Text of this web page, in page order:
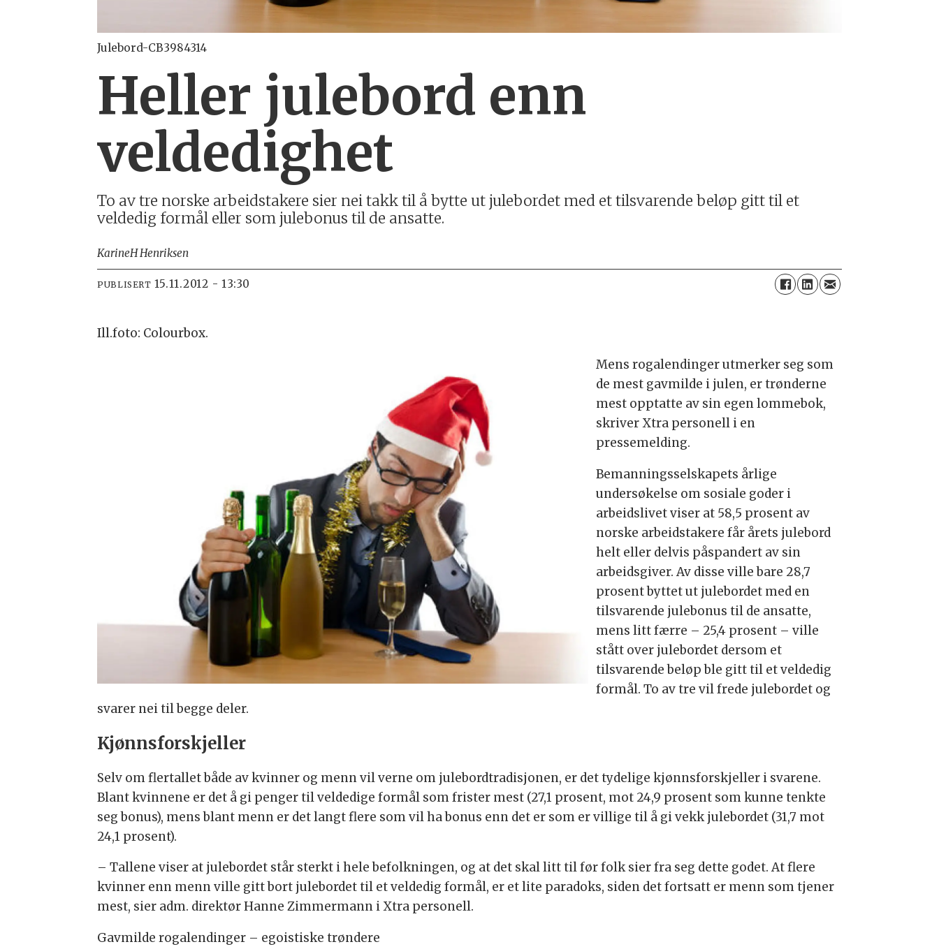
Julebord-CB3984314
Heller julebord enn
veldedighet
To av tre norske arbeidstakere sier nei takk til å bytte ut julebordet med et tilsvarende beløp gitt til et
veldedig formål eller som julebonus til de ansatte.
KarineH Henriksen
PUBLISERT 15.11.2012 - 13:30
Ill.foto: Colourbox.
Mens rogalendinger utmerker seg som
de mest gavmilde i julen, er trønderne
mest opptatte av sin egen lommebok,
skriver Xtra personell i en
pressemelding.
Bemanningsselskapets årlige
undersøkelse om sosiale goder i
arbeidslivet viser at 58,5 prosent av
norske arbeidstakere får årets julebord
helt eller delvis påspandert av sin
arbeidsgiver. Av disse ville bare 28,7
prosent byttet ut julebordet med en
tilsvarende julebonus til de ansatte,
mens litt færre – 25,4 prosent – ville
stått over julebordet dersom et
tilsvarende beløp ble gitt til et veldedig
formål. To av tre vil frede julebordet og
svarer nei til begge deler.
Kjønnsforskjeller
Selv om flertallet både av kvinner og menn vil verne om julebordtradisjonen, er det tydelige kjønnsforskjeller i svarene.
Blant kvinnene er det å gi penger til veldedige formål som frister mest (27,1 prosent, mot 24,9 prosent som kunne tenkte
seg bonus), mens blant menn er det langt flere som vil ha bonus enn det er som er villige til å gi vekk julebordet (31,7 mot
24,1 prosent).
– Tallene viser at julebordet står sterkt i hele befolkningen, og at det skal litt til før folk sier fra seg dette godet. At flere
kvinner enn menn ville gitt bort julebordet til et veldedig formål, er et lite paradoks, siden det fortsatt er menn som tjener
mest, sier adm. direktør Hanne Zimmermann i Xtra personell.
Gavmilde rogalendinger – egoistiske trøndere